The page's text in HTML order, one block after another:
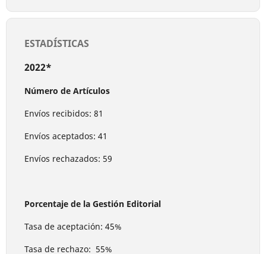
ESTADÍSTICAS
2022*
Número de Artículos
Envíos recibidos: 81
Envíos aceptados: 41
Envíos rechazados: 59
Porcentaje de la Gestión Editorial
Tasa de aceptación: 45%
Tasa de rechazo: 55%